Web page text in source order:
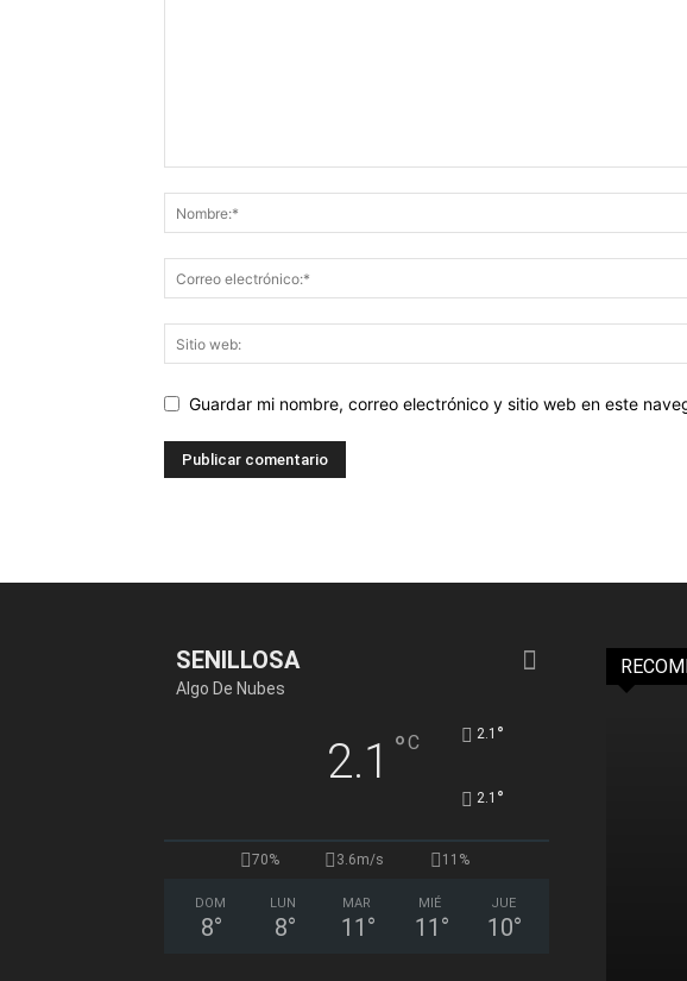
Guardar mi nombre, correo electrónico y sitio web en este
SENILLOSA
Algo De Nubes
2.1 °C 2.1 °
2.1 °
70% 3.6m/s 11%
DOM
8°
LUN
8°
MAR
11 °
MIÉ
11 °
JUE
10°